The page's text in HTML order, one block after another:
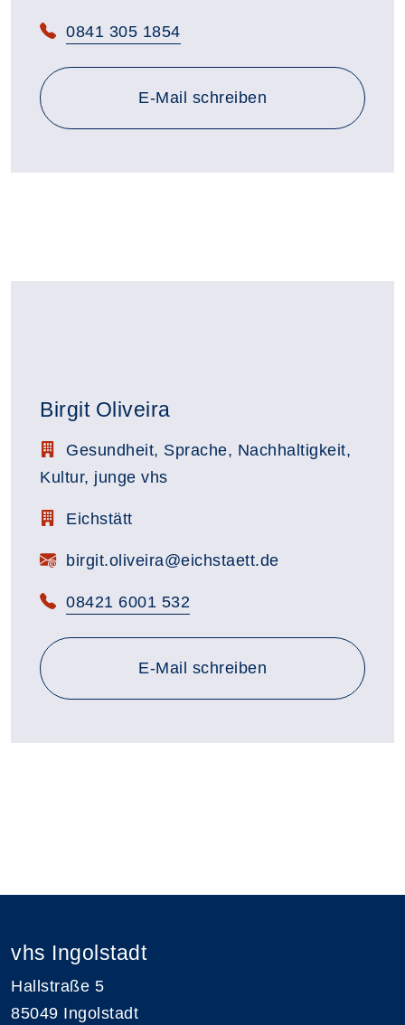
Telefon:
0841 305 1854
E-Mail schreiben
Birgit Oliveira
Stellenbezeichnung:
Gesundheit, Sprache, Nachhaltigkeit,
Kultur, junge vhs
Zimmerbezeichnung:
Eichstätt
E-Mail:birgit.oliveira@eichstaett.de
Telefon:
08421 6001 532
E-Mail schreiben
vhs Ingolstadt
Hallstraße 5
85049 Ingolstadt